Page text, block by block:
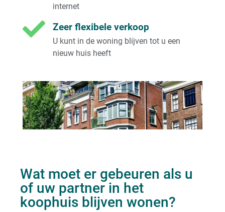
internet
Zeer flexibele verkoop
U kunt in de woning blijven tot u een
nieuw huis heeft
Wat moet er gebeuren als u
of uw partner in het
koophuis blijven wonen?